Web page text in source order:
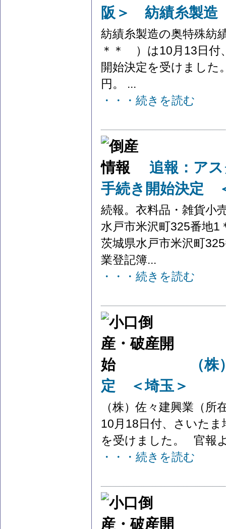
阪＞ 紡績糸製造
紡績糸製造の奥特殊紡
＊＊ ）は10月13日付
開始決定を受けました
円。 ...
・・・続きを読む
追報：ア
手続き開始決定
続報。衣料品・雑貨小
水戸市米沢町325番地
茨城県水戸市米沢町
業登記簿...
・・・続きを読む
（
定 ＜埼玉＞
（株）佐々建興業（
10月18日付、さいた
を受けました。 官報
・・・続きを読む